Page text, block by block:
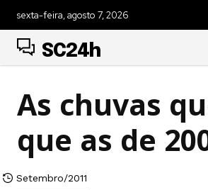
sexta-feira, agosto 7, 2026
SC24h
As chuvas
que as de
Setembro/2011